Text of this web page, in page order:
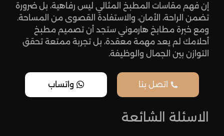
إن فهم مقاسات المطبخ المثالي ليس رفاهية، بل ضرورة
تضمن الراحة، الأمان، والاستفادة القصوى من المساحة.
ومع خبرة مطابخ هارموني ستجد أن تصميم مطبخ
أحلامك لم يعد مهمة معقدة، بل تجربة ممتعة تحقق
التوازن بين الجمال والوظيفة.
اتصل بنا واتساب
الاسئلة الشائعة